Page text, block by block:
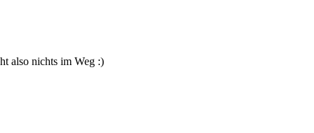
also nichts im Weg :)